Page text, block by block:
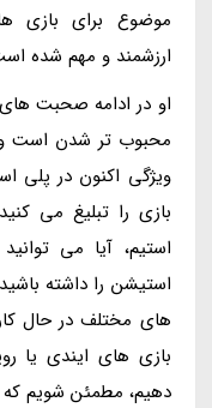
موضوع برای بازی
ارزشمند و مهم شده
او در ادامه صحبت
محبوب تر شدن است و
ویژگی اکنون در
بازی را تبلیغ می
استیم، آیا می
استیشن را داشته
های مختلف در حال
دهیم، مطمئن شویم که